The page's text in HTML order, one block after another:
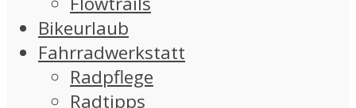
Bikeurlaub
Fahrradwerkstatt
Radpflege
Radtipps